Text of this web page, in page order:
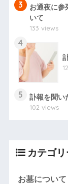
3
お通夜に参
いて
133 views
4
5
訃報を聞い
102 views
カテゴリ
お墓について